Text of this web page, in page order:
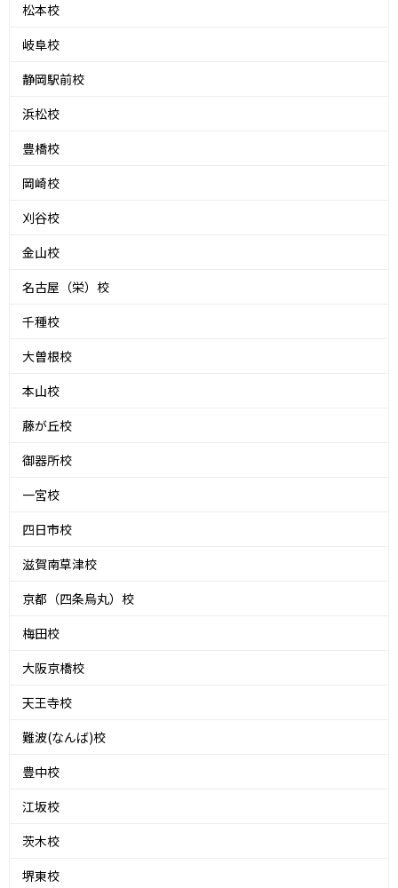
松本校
岐阜校
静岡駅前校
浜松校
豊橋校
岡崎校
刈谷校
金山校
名古屋（栄）校
千種校
大曽根校
本山校
藤が丘校
御器所校
一宮校
四日市校
滋賀南草津校
京都（四条烏丸）校
梅田校
大阪京橋校
天王寺校
難波(なんば)校
豊中校
江坂校
茨木校
堺東校